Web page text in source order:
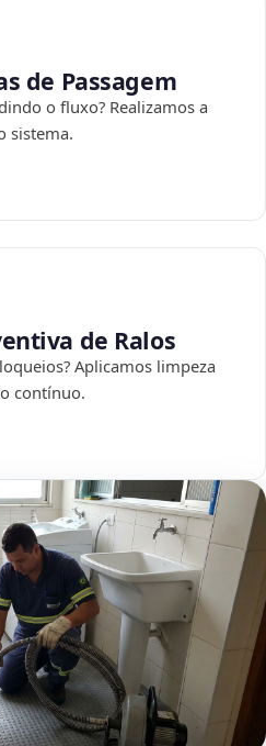
de Passagem
o fluxo? Realizamos a
sistema.
de Ralos
Aplicamos limpeza
contínuo.